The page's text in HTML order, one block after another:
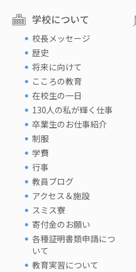
学校について
校長メッセージ
歴史
将来に向けて
こころの教育
在校生の一日
130人の私が輝く仕事
卒業生のお仕事紹介
制服
学費
行事
教員ブログ
アクセス＆施設
スミス寮
寄付金のお願い
各種証明書類申請につ
いて
教育実習について